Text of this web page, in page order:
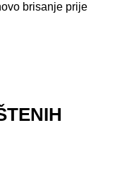
brisanje prije